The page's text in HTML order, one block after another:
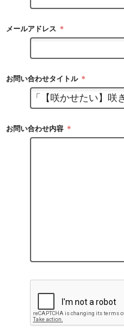
メールアドレス ＊
お問い合わせタイトル ＊
お問い合わせ内容 ＊